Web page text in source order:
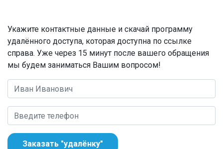
Укажите контактные данные и скачай программу
удалённого доступа, которая доступна по ссылке
справа. Уже через 15 минут после вашего обращения
мы будем заниматься Вашим вопросом!
Заказать "удалёнку"